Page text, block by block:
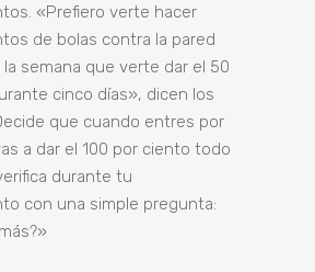
«Prefiero verte hacer
de bolas contra la pared
semana que verte dar el 50
cinco días», dicen los
que cuando entres por
a dar el 100 por ciento todo
durante tu
con una simple pregunta: